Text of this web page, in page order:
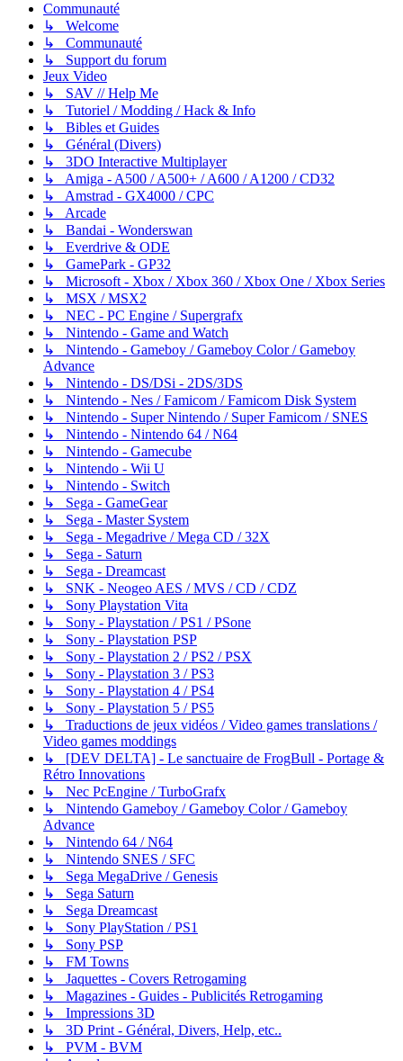
Communauté
↳ Welcome
↳ Communauté
↳ Support du forum
Jeux Video
↳ SAV // Help Me
↳ Tutoriel / Modding / Hack & Info
↳ Bibles et Guides
↳ Général (Divers)
↳ 3DO Interactive Multiplayer
↳ Amiga - A500 / A500+ / A600 / A1200 / CD32
↳ Amstrad - GX4000 / CPC
↳ Arcade
↳ Bandai - Wonderswan
↳ Everdrive & ODE
↳ GamePark - GP32
↳ Microsoft - Xbox / Xbox 360 / Xbox One / Xbox Series
↳ MSX / MSX2
↳ NEC - PC Engine / Supergrafx
↳ Nintendo - Game and Watch
↳ Nintendo - Gameboy / Gameboy Color / Gameboy
Advance
↳ Nintendo - DS/DSi - 2DS/3DS
↳ Nintendo - Nes / Famicom / Famicom Disk System
↳ Nintendo - Super Nintendo / Super Famicom / SNES
↳ Nintendo - Nintendo 64 / N64
↳ Nintendo - Gamecube
↳ Nintendo - Wii U
↳ Nintendo - Switch
↳ Sega - GameGear
↳ Sega - Master System
↳ Sega - Megadrive / Mega CD / 32X
↳ Sega - Saturn
↳ Sega - Dreamcast
↳ SNK - Neogeo AES / MVS / CD / CDZ
↳ Sony Playstation Vita
↳ Sony - Playstation / PS1 / PSone
↳ Sony - Playstation PSP
↳ Sony - Playstation 2 / PS2 / PSX
↳ Sony - Playstation 3 / PS3
↳ Sony - Playstation 4 / PS4
↳ Sony - Playstation 5 / PS5
↳ Traductions de jeux vidéos / Video games translations /
Video games moddings
↳ [DEV DELTA] - Le sanctuaire de FrogBull - Portage &
Rétro Innovations
↳ Nec PcEngine / TurboGrafx
↳ Nintendo Gameboy / Gameboy Color / Gameboy
Advance
↳ Nintendo 64 / N64
↳ Nintendo SNES / SFC
↳ Sega MegaDrive / Genesis
↳ Sega Saturn
↳ Sega Dreamcast
↳ Sony PlayStation / PS1
↳ Sony PSP
↳ FM Towns
↳ Jaquettes - Covers Retrogaming
↳ Magazines - Guides - Publicités Retrogaming
↳ Impressions 3D
↳ 3D Print - Général, Divers, Help, etc..
↳ PVM - BVM